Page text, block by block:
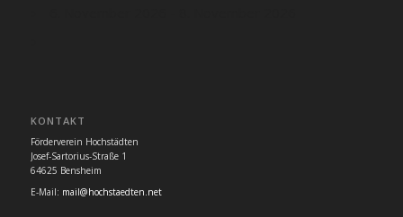
KONTAKT
Förderverein Hochstädten
Josef-Sartorius-Straße 1
64625 Bensheim
E-Mail: mail@hochstaedten.net